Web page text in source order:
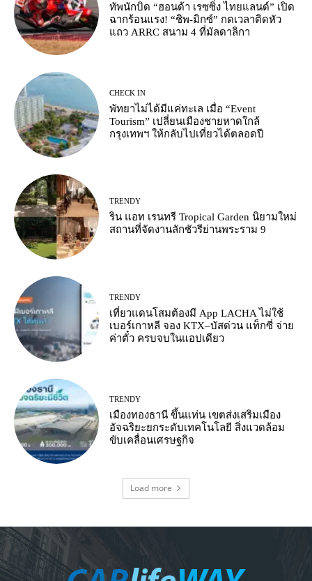
ทัพนักบิด “ฮอนด้า เรซซิ่ง ไทยแลนด์” เปิด
ฉากร้อนแรง! “ชิพ-มิกซ์” กดเวลาติดหัว
แถว ARRC สนาม 4 ที่มัลดาลิกา
CHECK IN
พัทยาไม่ได้มีแค่ทะเล เมื่อ “Event
Tourism” เปลี่ยนเมืองชายหาดใกล้
กรุงเทพฯ ให้กลับไปเที่ยวได้ตลอดปี
TRENDY
ริน แอท เรนทรี Tropical Garden นิยามใหม่
สถานที่จัดงานลักชัวรีย่านพระราม 9
TRENDY
เที่ยวแดนโสมต้องมี App LACHA ไม่ใช้
เบอร์เกาหลี จอง KTX–บัสด่วน แท็กซี่ จ่าย
ค่าตั๋ว ครบจบในแอปเดียว
TRENDY
เมืองทองธานี ขึ้นแท่น เขตส่งเสริมเมือง
อัจฉริยะยกระดับเทคโนโลยี สิ่งแวดล้อม
ขับเคลื่อนเศรษฐกิจ
Load more